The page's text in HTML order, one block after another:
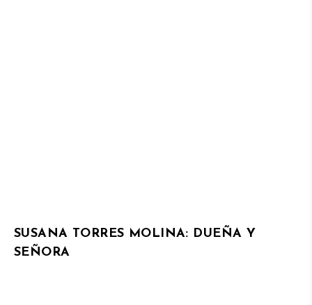
SUSANA TORRES MOLINA: DUEÑA Y
SEÑORA